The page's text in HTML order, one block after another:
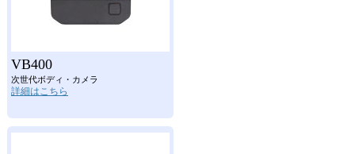
VB400
次世代ボディ・カメラ
詳細はこちら